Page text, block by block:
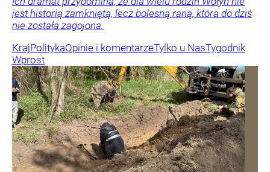
jest historią zamkniętą, lecz bolesną raną, która do dziś
nie została zagojona.
KrajPolitykaOpinie i komentarzeTylko u NasTygodnik
Wprost